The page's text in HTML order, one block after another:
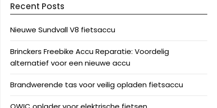
Recent Posts
Nieuwe Sundvall V8 fietsaccu
Brinckers Freebike Accu Reparatie: Voordelig
alternatief voor een nieuwe accu
Brandwerende tas voor veilig opladen fietsaccu